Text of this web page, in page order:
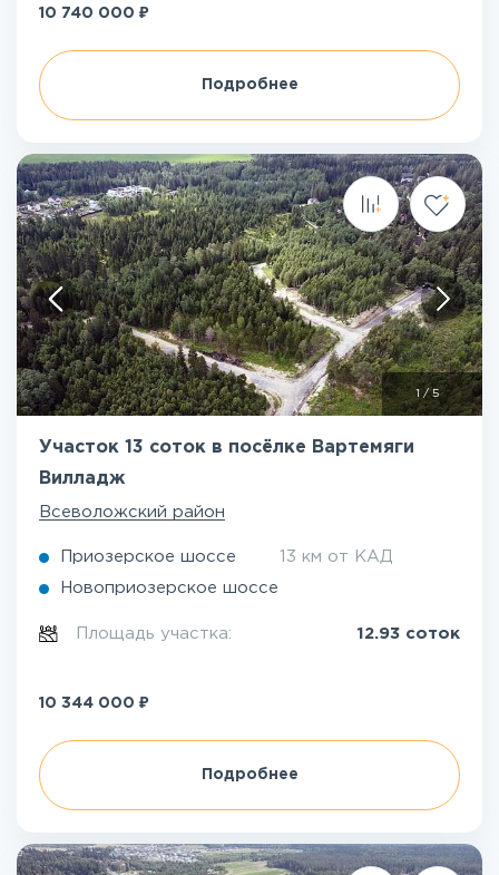
10 740 000 ₽
Подробнее
1 /5
Участок 13 соток в посёлке Вартемяги
Вилладж
Всеволожский район
Приозерское шоссе 13 км от КАД
Новоприозерское шоссе
Площадь участка: 12.93 соток
10 344 000 ₽
Подробнее